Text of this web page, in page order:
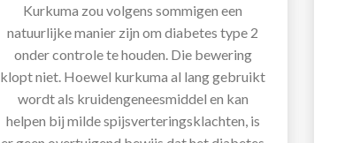
Kurkuma zou volgens sommigen een
natuurlijke manier zijn om diabetes type 2
onder controle te houden. Die bewering
klopt niet. Hoewel kurkuma al lang gebruikt
wordt als kruidengeneesmiddel en kan
helpen bij milde spijsverteringsklachten, is